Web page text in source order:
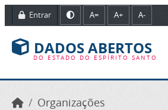
Ir para o conteúdo principal
Entrar A= A+ A-
DADOS ABERTOS
DO ESTADO DO ESPÍRITO SANTO
Organizações